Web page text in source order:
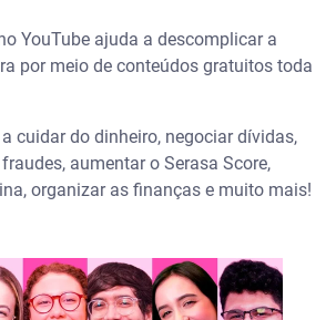
YouTube ajuda a descomplicar a
por meio de conteúdos gratuitos toda
cuidar do dinheiro, negociar dívidas,
aumentar o Serasa Score,
organizar as finanças e muito mais!